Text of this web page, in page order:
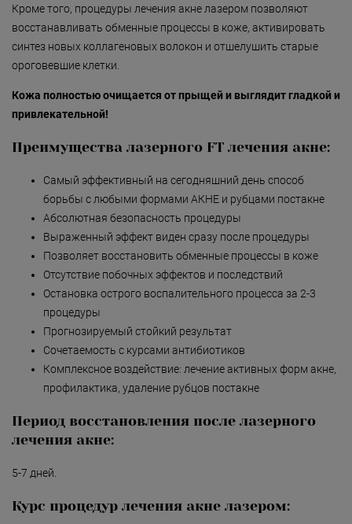
Кроме того, процедуры лечения акне лазером позволяют
восстанавливать обменные процессы в коже, активировать
синтез новых коллагеновых волокон и отшелушить старые
ороговевшие клетки.
Кожа полностью очищается от прыщей и выглядит гладкой и
привлекательной!
Преимущества лазерного FT лечения акне:
Самый эффективный на сегодняшний день способ
борьбы с любыми формами АКНЕ и рубцами постакне
Абсолютная безопасность процедуры
Выраженный эффект виден сразу после процедуры
Позволяет восстановить обменные процессы в коже
Отсутствие побочных эффектов и последствий
Остановка острого воспалительного процесса за 2-3
процедуры
Прогнозируемый стойкий результат
Сочетаемость с курсами антибиотиков
Комплексное воздействие: лечение активных форм акне,
профилактика, удаление рубцов постакне
Период восстановления после лазерного
лечения акне:
5-7 дней.
Курс процедур лечения акне лазером: